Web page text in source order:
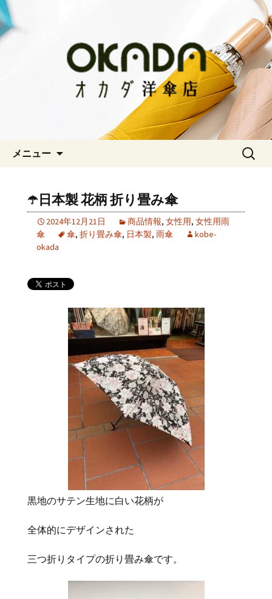
オカダ洋傘店
神戸三宮の老舗 オシャレな傘をお求
めならオカダ洋傘店
メニュー
検
☂️日本製 花柄 折り畳み傘
2024年12月21日 商品情報, 女性用, 女性用雨
傘
傘, 折り畳み傘, 日本製, 雨傘
kobe-
okada
黒地のサテン生地に白い花柄が
全体的にデザインされた
三つ折りタイプの折り畳み傘です。